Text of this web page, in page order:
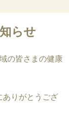
らせ
の皆さまの健康
ありがとうござ